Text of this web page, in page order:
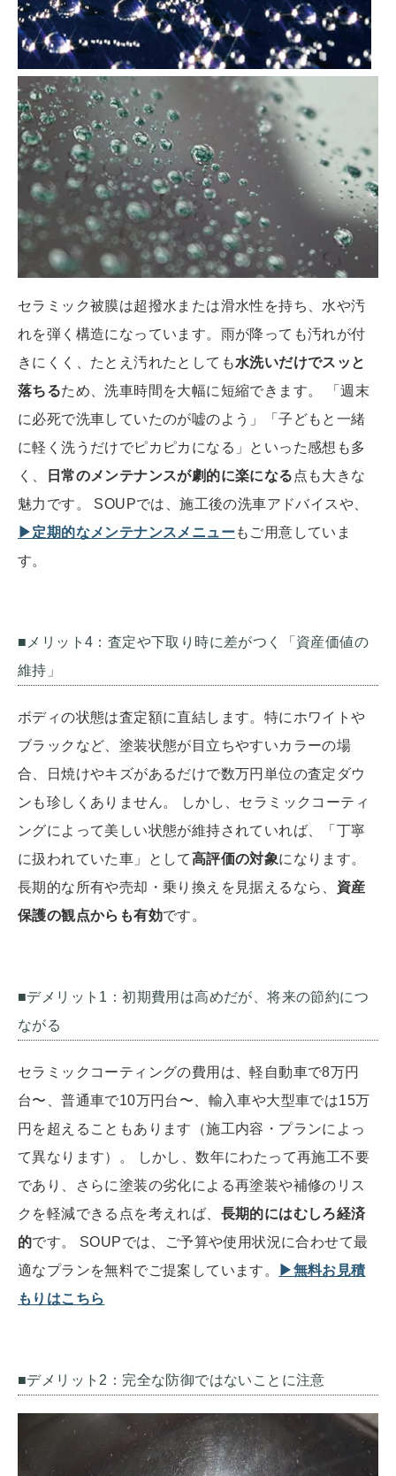
セラミック被膜は超撥水または滑水性を持ち、水や汚
れを弾く構造になっています。雨が降っても汚れが付
きにくく、たとえ汚れたとしても水洗いだけでスッと
落ちるため、洗車時間を大幅に短縮できます。 「週末
に必死で洗車していたのが嘘のよう」「子どもと一緒
に軽く洗うだけでピカピカになる」といった感想も多
く、
日常のメンテナンスが劇的に楽になる 点も大きな
魅力です。 SOUPでは、施工後の洗車アドバイスや、
▶定期的なメンテナンスメニューもご用意していま
す。
■メリット4：査定や下取り時に差がつく「資産価値の
維持」
ボディの状態は査定額に直結します。特にホワイトや
ブラックなど、塗装状態が目立ちやすいカラーの場
合、日焼けやキズがあるだけで数万円単位の査定ダウ
ンも珍しくありません。 しかし、セラミックコーティ
ングによって美しい状態が維持されていれば、「丁寧
に扱われていた車」として高評価の対象になります。
長期的な所有や売却・乗り換えを見据えるなら、 資産
保護の観点からも有効です。
■デメリット1：初期費用は高めだが、将来の節約につ
ながる
セラミックコーティングの費用は、軽自動車で8万円
台〜、普通車で10万円台〜、輸入車や大型車では15万
円を超えることもあります（施工内容・プランによっ
て異なります）。 しかし、数年にわたって再施工不要
であり、さらに塗装の劣化による再塗装や補修のリス
クを軽減できる点を考えれば、 長期的にはむしろ経済
的です。 SOUPでは、ご予算や使用状況に合わせて最
適なプランを無料でご提案しています。
▶無料お見積
もりはこちら
■デメリット2：完全な防御ではないことに注意